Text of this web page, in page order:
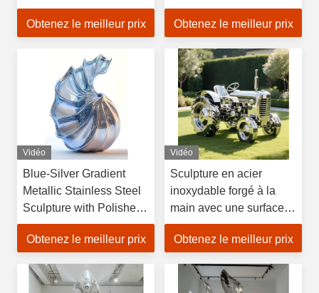
lumineuse en boule de
cristal pour un hall
Obtenez le meilleur prix
Grande avec Design
Ciel Étoilé Perforé pour
Obtenez le meilleur prix
Vidéo
Blue-Silver Gradient
Metallic Stainless Steel
Sculpture with Polished
Mirror Surface and
Hollow Design pour les
moderne
Obtenez le meilleur prix
Vidéo
Sculpture en acier
inoxydable forgé à la
main avec une surface
miroir poli pour la
décoration extérieure
Obtenez le meilleur prix